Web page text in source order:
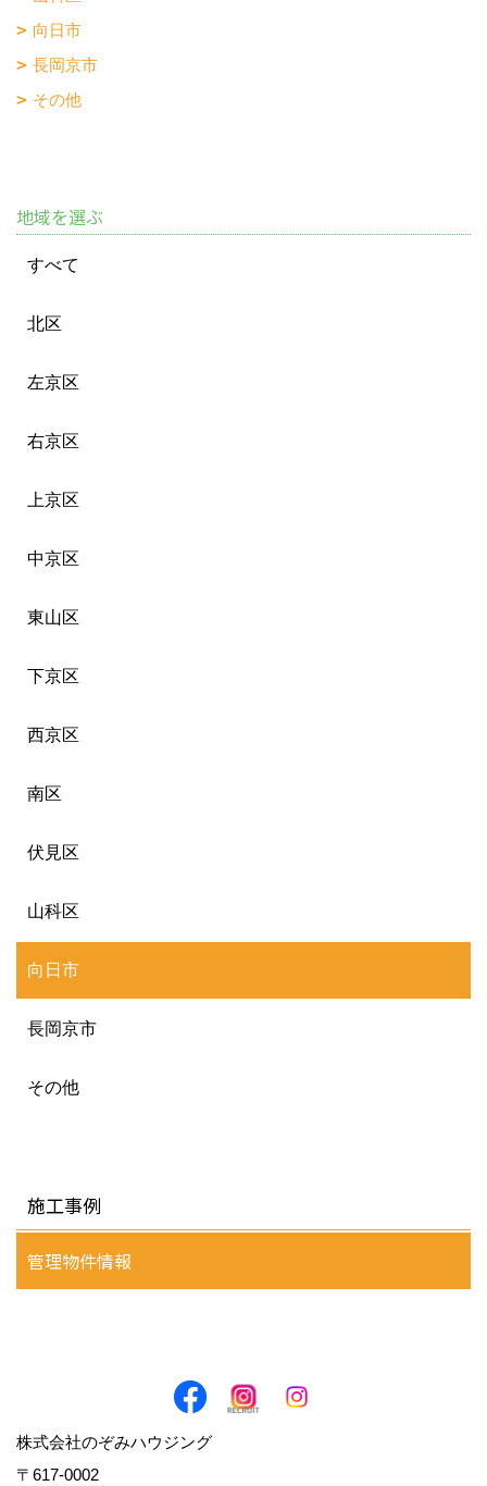
向日市
長岡京市
その他
地域を選ぶ
すべて
北区
左京区
右京区
上京区
中京区
東山区
下京区
西京区
南区
伏見区
山科区
向日市
長岡京市
その他
施工事例
管理物件情報
株式会社のぞみハウジング
〒617-0002